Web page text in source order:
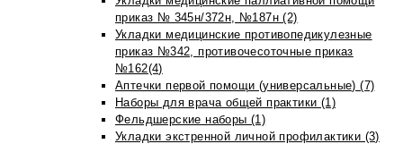
приказ № 345н/372н, №187н (2)
Укладки медицинские противопедикулезные
приказ №342, противочесоточные приказ
№162(4)
Аптечки первой помощи (универсальные) (7)
Наборы для врача общей практики (1)
Фельдшерские наборы (1)
Укладки экстренной личной профилактики (3)